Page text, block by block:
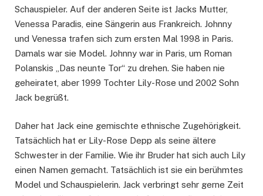
Schauspieler. Auf der anderen Seite ist Jacks Mutter,
Venessa Paradis, eine Sängerin aus Frankreich. Johnny
und Venessa trafen sich zum ersten Mal 1998 in Paris.
Damals war sie Model. Johnny war in Paris, um Roman
Polanskis „Das neunte Tor“ zu drehen. Sie haben nie
geheiratet, aber 1999 Tochter Lily-Rose und 2002 Sohn
Jack begrüßt.
Daher hat Jack eine gemischte ethnische Zugehörigkeit.
Tatsächlich hat er Lily-Rose Depp als seine ältere
Schwester in der Familie. Wie ihr Bruder hat sich auch Lily
einen Namen gemacht. Tatsächlich ist sie ein berühmtes
Model und Schauspielerin. Jack verbringt sehr gerne Zeit